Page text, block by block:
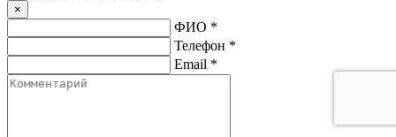
×
ФИО *
Телефон *
Email *